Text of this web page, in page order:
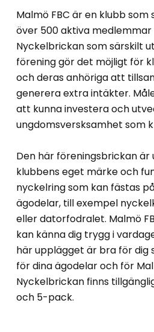
Malmö FBC är en klubb
över 500 aktiva medlemmar
Nyckelbrickan som särskilt
förening gör det möjligt för
och deras anhöriga att
generera extra intäkter.
att kunna investera och
ungdomsversksamhet som
Den här föreningsbrickan
klubbens eget märke och
nyckelring som kan fästas
ägodelar, till exempel
eller datorfodralet. Malmö
kan känna dig trygg i
här upplägget är bra för dig
för dina ägodelar och för
Nyckelbrickan finns
och 5-pack.